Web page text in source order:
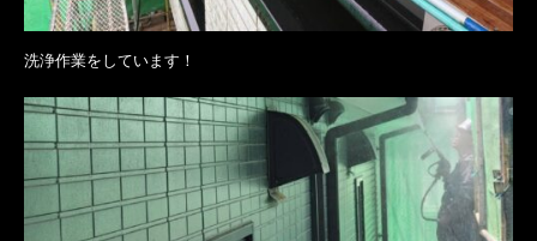
洗浄作業をしています！